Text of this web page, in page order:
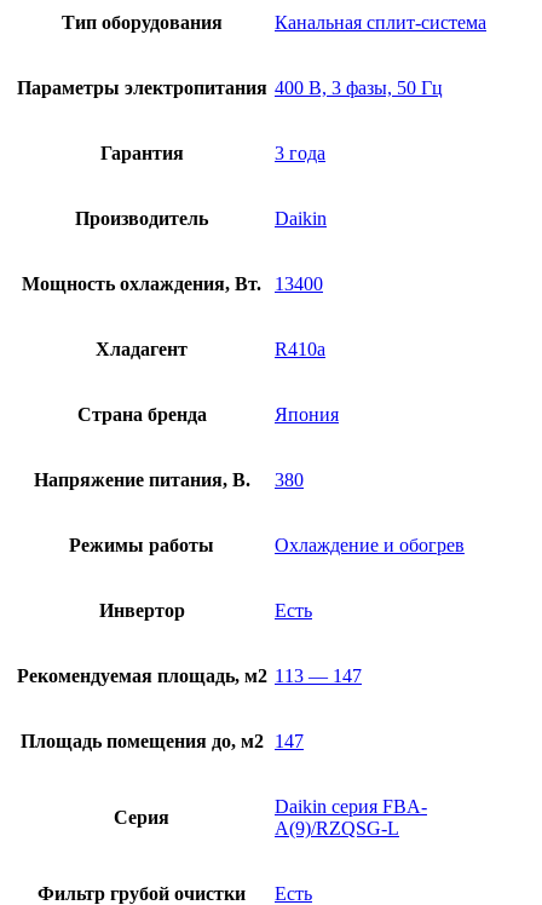
Тип оборудования Канальная сплит-система
Параметры электропитания 400 В, 3 фазы, 50 Гц
Гарантия 3 года
Производитель Daikin
Мощность охлаждения, Вт. 13400
Хладагент R410a
Страна бренда Япония
Напряжение питания, В. 380
Режимы работы Охлаждение и обогрев
Инвертор Есть
Рекомендуемая площадь, м2 113 — 147
Площадь помещения до, м2 147
Серия
Daikin серия FBA-
A(9)/RZQSG-L
Фильтр грубой очистки Есть